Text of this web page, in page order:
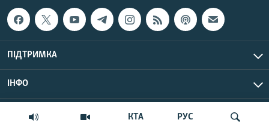
КТА РУС
ПІДТРИМКА
ІНФО
© Крим.Реалії, 2026 | Усі права застережено.